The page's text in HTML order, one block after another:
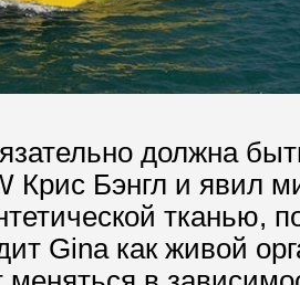
должна
Крис Бэнгл и явил
тканью,
Gina как живой